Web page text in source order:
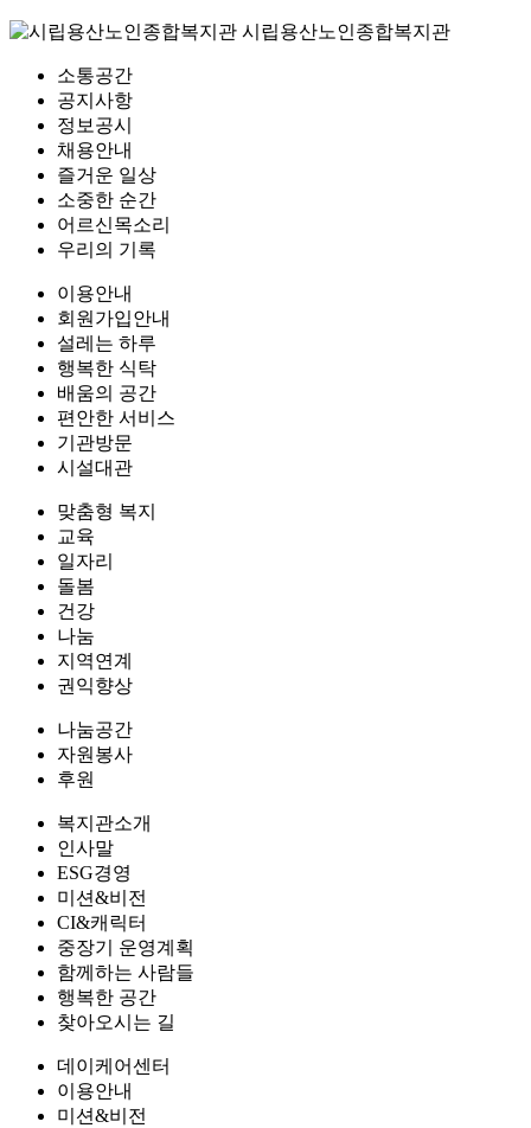
소통공간
공지사항
정보공시
채용안내
즐거운 일상
소중한 순간
어르신목소리
우리의 기록
이용안내
회원가입안내
설레는 하루
행복한 식탁
배움의 공간
편안한 서비스
기관방문
시설대관
맞춤형 복지
교육
일자리
돌봄
건강
나눔
지역연계
권익향상
나눔공간
자원봉사
후원
복지관소개
인사말
ESG경영
미션&비전
CI&캐릭터
중장기 운영계획
함께하는 사람들
행복한 공간
찾아오시는 길
데이케어센터
이용안내
미션&비전